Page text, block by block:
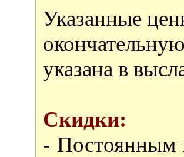
Указанные
указана в
Скидки:
- Постоянным